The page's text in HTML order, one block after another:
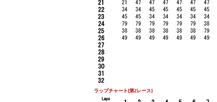
ラップチャート[第2レース]